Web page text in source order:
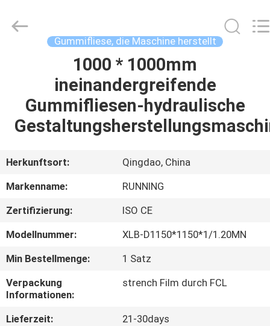
PRODUKTE
UNS
AUSFLUG
QUALITÄTSKONTROLLE
TRETEN
SIE
CO.,LTD.
Gummifliese, die Maschine herstellt
1000 * 1000mm
ineinandergreifende
Gummifliesen-hydraulische
Herkunftsort:
Qingdao, China
Markenname:
RUNNING
Zertifizierung:
ISO CE
Modellnummer:
XLB-D1150*1150*1/1.20MN
Min Bestellmenge:
1 Satz
Verpackung
Informationen:
strench Film durch FCL
Lieferzeit:
21-30days